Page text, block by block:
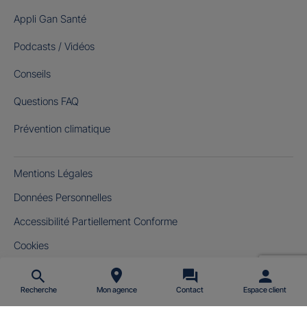
Recherche Mon agence Contact Espace client
Appli Gan Santé
Podcasts / Vidéos
Conseils
Questions FAQ
Prévention climatique
Mentions Légales
Données Personnelles
Accessibilité Partiellement Conforme
Cookies
Gérer mes cookies